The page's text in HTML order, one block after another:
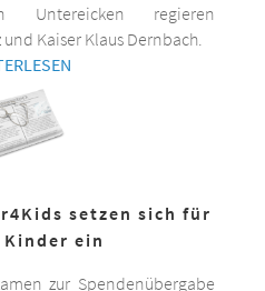
Untereicken regieren
Kaiser Klaus Dernbach.
setzen sich für
ein
zur Spendenübergabe